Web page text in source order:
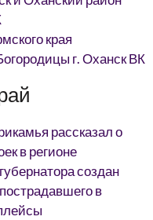
края
г. Оханск ВК
рассказал о
в регионе
создан
в